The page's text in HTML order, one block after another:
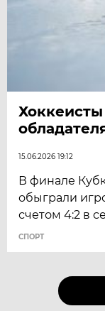
15.06.2026 19:12
В финале
обыграли
счетом 4:2 в
СПОРТ